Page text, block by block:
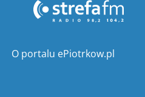
O portalu ePiotrkow.pl